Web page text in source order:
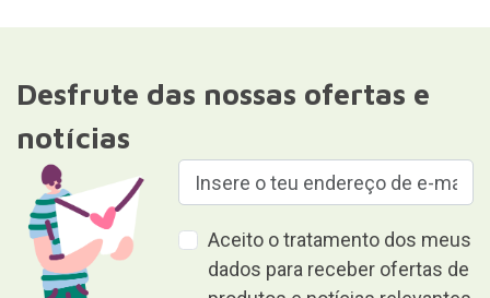
Desfrute das nossas ofertas e
notícias
Aceito o tratamento dos meus
dados para receber ofertas de